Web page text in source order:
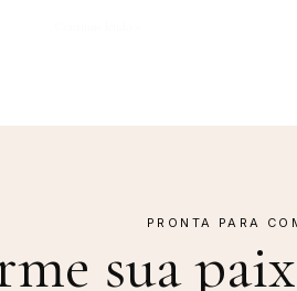
PRONTA PARA
sua